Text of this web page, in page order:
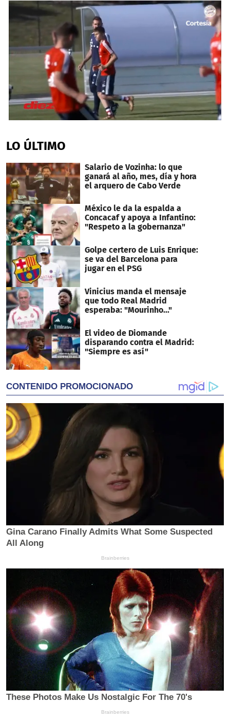
of
2
27
seconds
LO ÚLTIMO
Salario de Vozinha: lo que
ganará al año, mes, día y hora
el arquero de Cabo Verde
México le da la espalda a
Concacaf y apoya a Infantino:
"Respeto a la gobernanza"
Golpe certero de Luis Enrique:
se va del Barcelona para
jugar en el PSG
Vinicius manda el mensaje
que todo Real Madrid
esperaba: "Mourinho..."
El video de Diomande
disparando contra el Madrid:
"Siempre es así"